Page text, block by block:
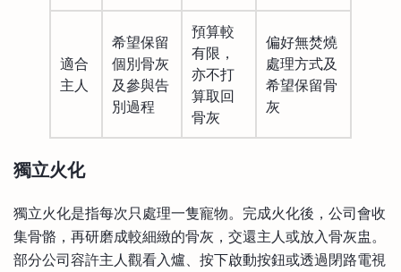
適合
主人
希望保留
個別骨灰
及參與告
別過程
預算較
有限，
亦不打
算取回
骨灰
偏好無焚燒
處理方式及
希望保留骨
灰
獨立火化
獨立火化是指每次只處理一隻寵物。完成火化後，公司會收
集骨骼，再研磨成較細緻的骨灰，交還主人或放入骨灰盅。
部分公司容許主人觀看入爐、按下啟動按鈕或透過閉路電視